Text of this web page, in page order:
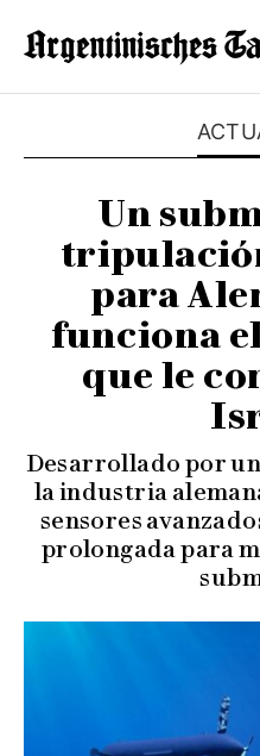
Un
para
funciona
que le
Desarrollado por
la industria
sensores
prolongada para